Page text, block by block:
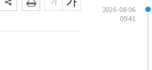
2026-08-06
09:41